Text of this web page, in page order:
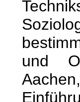
und